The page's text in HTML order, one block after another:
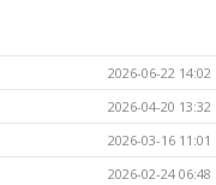
2026-06-22 14:02
2026-04-20 13:32
2026-03-16 11:01
2026-02-24 06:48